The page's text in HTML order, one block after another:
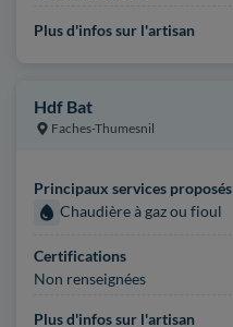
Plus d'infos sur l'artisan
Hdf Bat
Faches-Thumesnil
Principaux services proposés
Chaudière à gaz ou fioul
Certifications
Non renseignées
Plus d'infos sur l'artisan